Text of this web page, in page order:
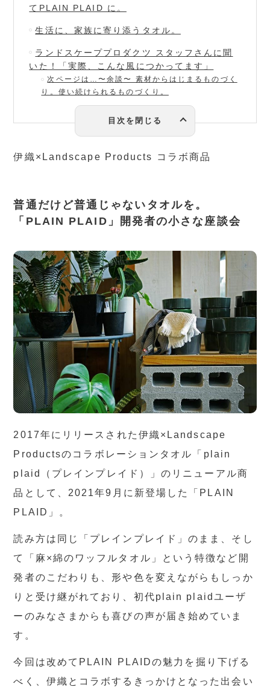
てPLAIN PLAID に。
生活に、家族に寄り添うタオル。
ランドスケーププロダクツ スタッフさんに聞
いた！「実際、こんな風につかってます」
次ページは…〜余談〜 素材からはじまるものづく
り。使い続けられるものづくり。
伊織×Landscape Products コラボ商品
普通だけど普通じゃないタオルを。
「PLAIN PLAID」開発者の小さな座談会
2017年にリリースされた伊織×Landscape
Productsのコラボレーションタオル「plain
plaid（プレインプレイド）」のリニューアル商
品として、2021年9月に新登場した「PLAIN
PLAID」。
読み方は同じ「プレインプレイド」のまま、そし
て「麻×綿のワッフルタオル」という特徴など開
発者のこだわりも、形や色を変えながらもしっか
りと受け継がれており、初代plain plaidユーザ
ーのみなさまからも喜びの声が届き始めていま
す。
今回は改めてPLAIN PLAIDの魅力を掘り下げる
べく、伊織とコラボするきっかけとなった出会い